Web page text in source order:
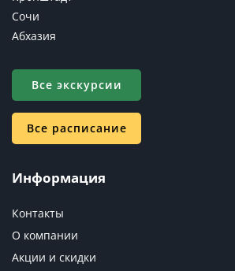
Сочи
Абхазия
Все экскурсии
Все расписание
Информация
Контакты
О компании
Акции и скидки